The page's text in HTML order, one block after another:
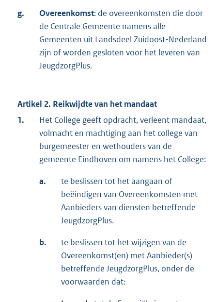
g. Overeenkomst: de overeenkomsten die door
de Centrale Gemeente namens alle
Gemeenten uit Landsdeel Zuidoost-Nederland
zijn of worden gesloten voor het leveren van
JeugdzorgPlus.
Artikel 2. Reikwijdte van het mandaat
1.
Het College geeft opdracht, verleent mandaat,
volmacht en machtiging aan het college van
burgemeester en wethouders van de
gemeente Eindhoven om namens het College:
a.
te beslissen tot het aangaan of
beëindigen van Overeenkomsten met
Aanbieders van diensten betreffende
JeugdzorgPlus.
b.
te beslissen tot het wijzigen van de
Overeenkomst(en) met Aanbieder(s)
betreffende JeugdzorgPlus, onder de
voorwaarden dat: